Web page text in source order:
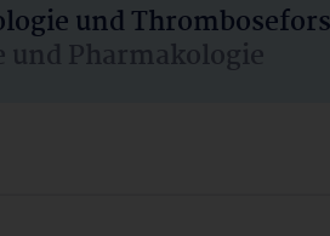
und
Pharmakologie